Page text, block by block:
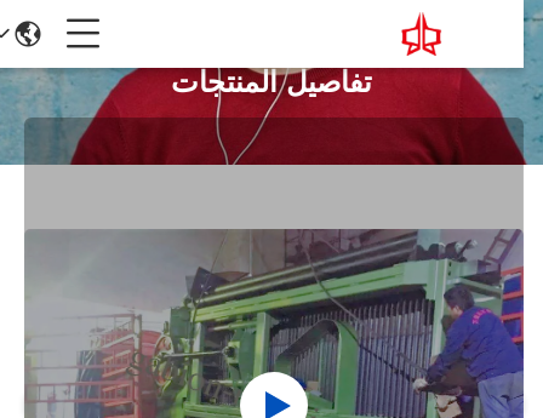
تفاصيل المنتجات